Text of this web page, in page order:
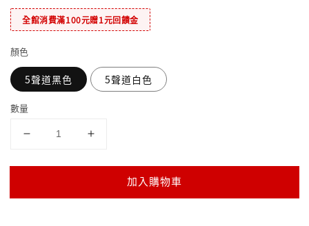
全館消費滿100元贈1元回饋金
顏色
5聲道黑色 5聲道白色
數量
加入購物車